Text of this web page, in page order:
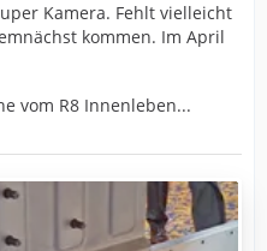
Kamera. Fehlt vielleicht
kommen. Im April
vom R8 Innenleben...